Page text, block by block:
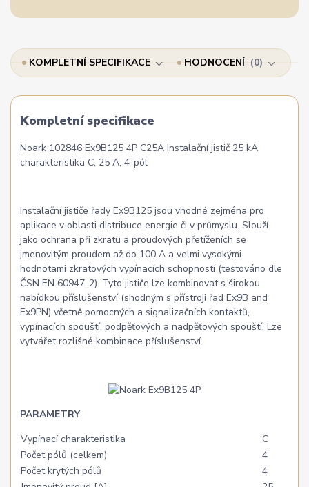
KOMPLETNÍ SPECIFIKACE HODNOCENÍ 0
Kompletní specifikace
Noark 102846 Ex9B125 4P C25A Instalační jistič 25 kA,
charakteristika C, 25 A, 4-pól
Instalační jističe řady Ex9B125 jsou vhodné zejména pro
aplikace v oblasti distribuce energie či v průmyslu. Slouží
jako ochrana při zkratu a proudových přetíženích se
jmenovitým proudem až do 100 A a velmi vysokými
hodnotami zkratových vypínacích schopností (testováno dle
ČSN EN 60947-2). Tyto jističe lze kombinovat s širokou
nabídkou příslušenství (shodným s přístroji řad Ex9B and
Ex9PN) včetně pomocných a signalizačních kontaktů,
vypínacích spouští, podpěťových a nadpěťových spouští. Lze
vytvářet rozlišné kombinace příslušenství.
PARAMETRY
Vypínací charakteristika
C
Počet pólů (celkem)
4
Počet krytých pólů
4